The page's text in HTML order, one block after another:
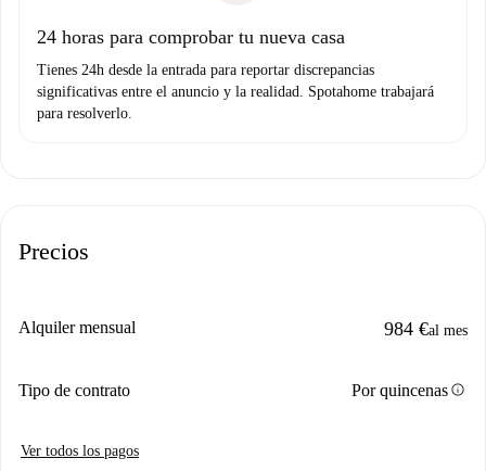
24 horas para comprobar tu nueva casa
Tienes 24h desde la entrada para reportar discrepancias
significativas entre el anuncio y la realidad. Spotahome trabajará
para resolverlo.
Precios
Alquiler mensual 984 €al mes
Tipo de contrato Por quincenasinfo
Ver todos los pagos